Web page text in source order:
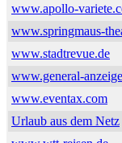
www.apollo-
www.springmaus-
www.stadtrevue.de
www.general-
www.eventax.com
Urlaub aus dem Netz